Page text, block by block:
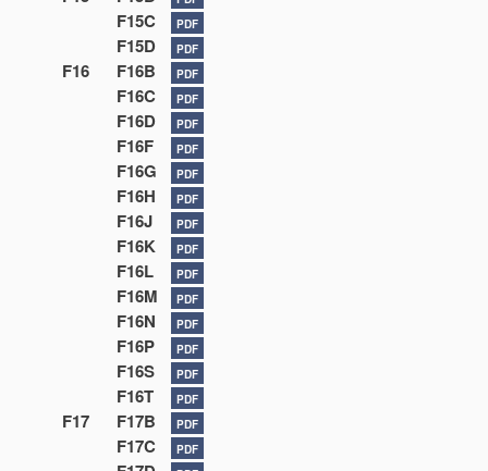
F15C PDF
F15D PDF
F16 F16B PDF
F16C PDF
F16D PDF
F16F PDF
F16G PDF
F16H PDF
F16J PDF
F16K PDF
F16L PDF
F16M PDF
F16N PDF
F16P PDF
F16S PDF
F16T PDF
F17 F17B PDF
F17C PDF